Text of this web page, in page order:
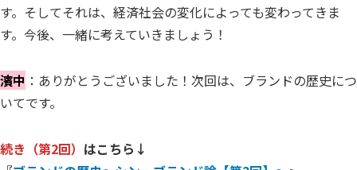
す。そしてそれは、経済社会の変化によっても変わってきま
す。今後、一緒に考えていきましょう！
濱中 ：ありがとうございました！次回は、ブランドの歴史につ
いてです。
続き（第2回） はこちら↓